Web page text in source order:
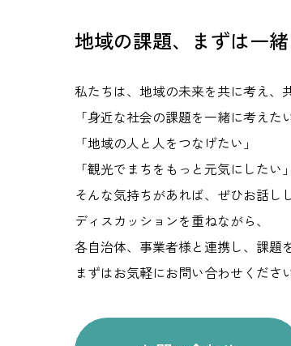
地域の課題、まずは一
私たちは、地域の未来を共に考え、
「身近な社会の課題を一緒に考えた
「地域の人と人をつなげたい」
「観光でまちをもっと元気にしたい」
そんな気持ちがあれば、ぜひお話し
ディスカッションを重ねながら、
各自治体、事業者様と連携し、課題
まずはお気軽にお問い合わせください